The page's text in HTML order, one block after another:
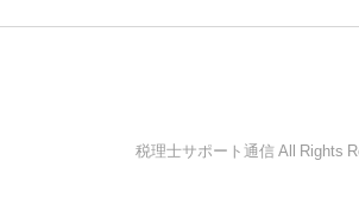
© 税理士サポート通信 All Rights